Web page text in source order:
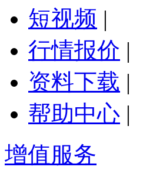
短视频 |
行情报价 |
资料下载 |
帮助中心 |
增值服务